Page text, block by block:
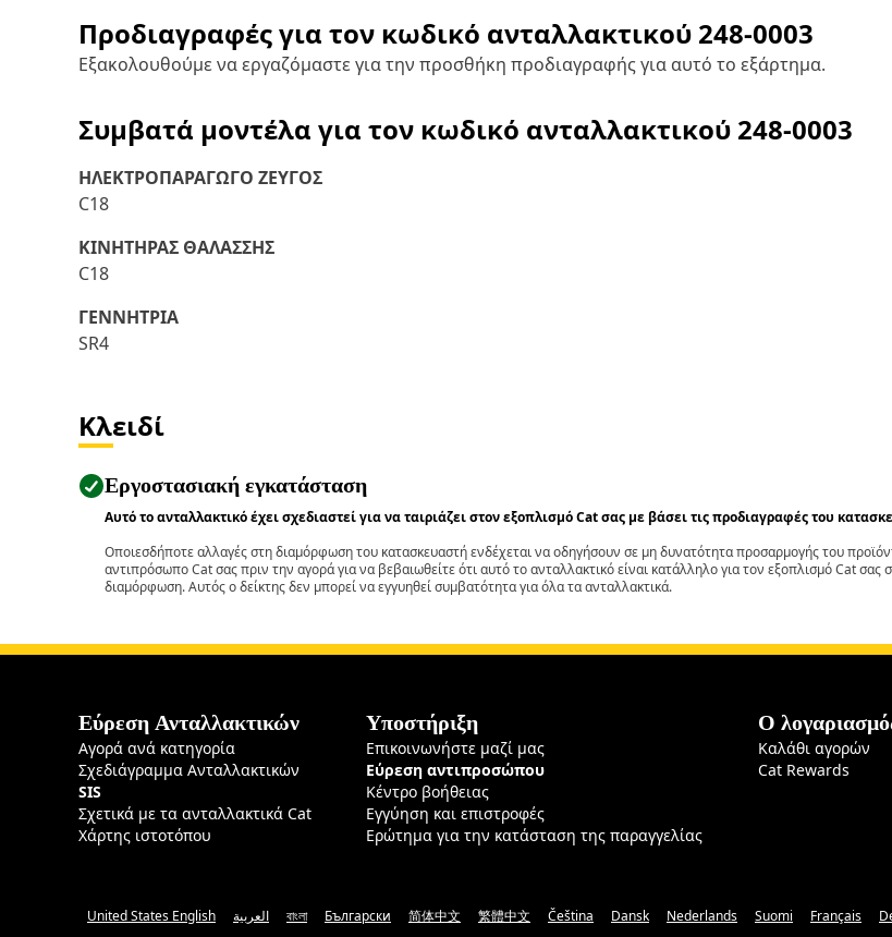
Προδιαγραφές για τον κωδικό ανταλλακτικού 248-0003
Εξακολουθούμε να εργαζόμαστε για την προσθήκη προδιαγραφής για αυτό το εξάρτημα.
Συμβατά μοντέλα για τον κωδικό ανταλλακτικού 248-0003
ΗΛΕΚΤΡΟΠΑΡΑΓΩΓΟ ΖΕΥΓΟΣ
C18
ΚΙΝΗΤΗΡΑΣ ΘΑΛΑΣΣΗΣ
C18
ΓΕΝΝΗΤΡΙΑ
SR4
Κλειδί
Εργοστασιακή εγκατάσταση
Αυτό το ανταλλακτικό έχει σχεδιαστεί για να ταιριάζει στον εξοπλισμό Cat σας με βάσει τις προδιαγραφές του
Οποιεσδήποτε αλλαγές στη διαμόρφωση του κατασκευαστή ενδέχεται να οδηγήσουν σε μη δυνατότητα προσαρμογής του
αντιπρόσωπο Cat σας πριν την αγορά για να βεβαιωθείτε ότι αυτό το ανταλλακτικό είναι κατάλληλο για τον εξοπλισμό Cat σας
διαμόρφωση. Αυτός ο δείκτης δεν μπορεί να εγγυηθεί συμβατότητα για όλα τα ανταλλακτικά.
Εύρεση Ανταλλακτικών
Αγορά ανά κατηγορία
Σχεδιάγραμμα Ανταλλακτικών
SIS
Σχετικά με τα ανταλλακτικά Cat
Χάρτης ιστοτόπου
Υποστήριξη
Επικοινωνήστε μαζί μας
Εύρεση αντιπροσώπου
Κέντρο βοήθειας
Εγγύηση και επιστροφές
Ερώτημα για την κατάσταση της παραγγελίας
Ο
Καλάθι αγορών
Cat Rewards
United States English العربية বাংলা Български 简体中文 繁體中文 Čeština Dansk Nederlands Suomi Français